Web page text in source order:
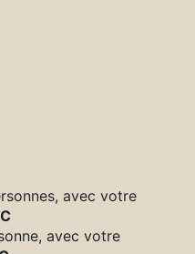
avec votre
avec votre